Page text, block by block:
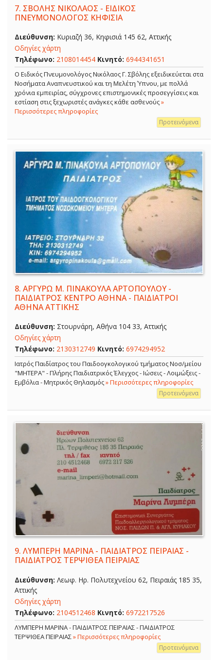
7. ΣΒΟΛΗΣ ΝΙΚΟΛΑΟΣ - ΕΙΔΙΚΟΣ
ΠΝΕΥΜΟΝΟΛΟΓΟΣ ΚΗΦΙΣΙΑ
Διεύθυνση: Κυριαζή 36, Κηφισιά 145 62, Αττικής
Οδηγίες χάρτη
Τηλέφωνο: 2108014454 Κινητό: 6944341651
O Ειδικός Πνευμονολόγος Νικόλαος Γ. Σβόλης εξειδικεύεται στα
Νοσήματα Αναπνευστικού και τη Μελέτη Ύπνου, με πολλά
χρόνια εμπειρίας, σύγχρονες επιστημονικές προσεγγίσεις και
εστίαση στις ξεχωριστές ανάγκες κάθε ασθενούς»
Περισσότερες πληροφορίες
Προτεινόμενα
8. ΑΡΓΥΡΩ Μ. ΠΙΝΑΚΟΥΛΑ ΑΡΤΟΠΟΥΛΟΥ -
ΠΑΙΔΙΑΤΡΟΣ ΚΕΝΤΡΟ ΑΘΗΝΑ - ΠΑΙΔΙΑΤΡΟΙ
ΑΘΗΝΑ ΑΤΤΙΚΗΣ
Διεύθυνση: Στουρνάρη, Αθήνα 104 33, Αττικής
Οδηγίες χάρτη
Τηλέφωνο: 2130312749 Κινητό: 6974294952
Ιατρός Παιδίατρος του Παιδοογκολογικού τμήματος Νοσ/μείου
"ΜΗΤΕΡΑ" - Πλήρης Παιδιατρικός Έλεγχος - Ιώσεις - Λοιμώξεις -
Εμβόλια - Μητρικός Θηλασμός» Περισσότερες πληροφορίες
Προτεινόμενα
9. ΛΥΜΠΕΡΗ ΜΑΡΙΝΑ - ΠΑΙΔΙΑΤΡΟΣ ΠΕΙΡΑΙΑΣ -
ΠΑΙΔΙΑΤΡΟΣ ΤΕΡΨΙΘΕΑ ΠΕΙΡΑΙΑΣ
Διεύθυνση: Λεωφ. Ηρ. Πολυτεχνείου 62, Πειραιάς 185 35,
Αττικής
Οδηγίες χάρτη
Τηλέφωνο: 2104512468 Κινητό: 6972217526
ΛΥΜΠΕΡΗ ΜΑΡΙΝΑ - ΠΑΙΔΙΑΤΡΟΣ ΠΕΙΡΑΙΑΣ - ΠΑΙΔΙΑΤΡΟΣ
ΤΕΡΨΙΘΕΑ ΠΕΙΡΑΙΑΣ» Περισσότερες πληροφορίες
Προτεινόμενα